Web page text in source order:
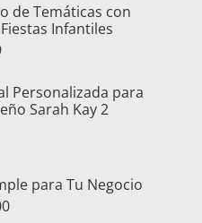
de Temáticas con
Infantiles
Personalizada para
Sarah Kay 2
para Tu Negocio